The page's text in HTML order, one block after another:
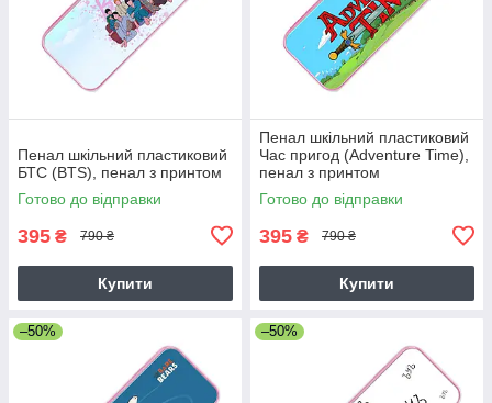
Пенал шкільний пластиковий
БТС (BTS), пенал з принтом
Готово до відправки
395 ₴ 790 ₴
Купити
Пенал шкільний пластиковий
Час пригод (Adventure Time),
пенал з принтом
Готово до відправки
395 ₴ 790 ₴
Купити
–50% –50%